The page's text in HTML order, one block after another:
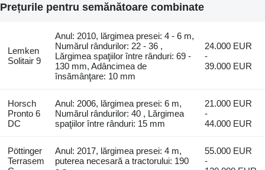
Prețurile pentru semănătoare combinate
Lemken
Solitair 9
Anul: 2010, lărgimea presei: 4 - 6 m,
Numărul rândurilor: 22 - 36 ,
Lărgimea spaţiilor între rânduri: 69 -
130 mm, Adâncimea de
însămânţare: 10 mm
24.000 EUR
-
39.000 EUR
Horsch
Pronto 6
DC
Anul: 2006, lărgimea presei: 6 m,
Numărul rândurilor: 40 , Lărgimea
spaţiilor între rânduri: 15 mm
21.000 EUR
-
44.000 EUR
Pöttinger
Terrasem
Anul: 2017, lărgimea presei: 4 m,
puterea necesară a tractorului: 190
55.000 EUR
-